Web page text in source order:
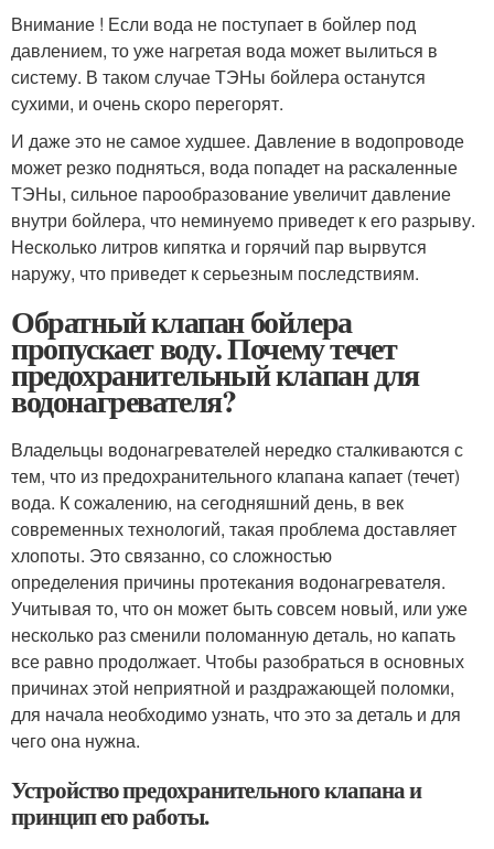
Внимание ! Если вода не поступает в бойлер под
давлением, то уже нагретая вода может вылиться в
систему. В таком случае ТЭНы бойлера останутся
сухими, и очень скоро перегорят.
И даже это не самое худшее. Давление в водопроводе
может резко подняться, вода попадет на раскаленные
ТЭНы, сильное парообразование увеличит давление
внутри бойлера, что неминуемо приведет к его разрыву.
Несколько литров кипятка и горячий пар вырвутся
наружу, что приведет к серьезным последствиям.
Обратный клапан бойлера
пропускает воду. Почему течет
предохранительный клапан для
водонагревателя?
Владельцы водонагревателей нередко сталкиваются с
тем, что из предохранительного клапана капает (течет)
вода. К сожалению, на сегодняшний день, в век
современных технологий, такая проблема доставляет
хлопоты. Это связанно, со сложностью
определения причины протекания водонагревателя.
Учитывая то, что он может быть совсем новый, или уже
несколько раз сменили поломанную деталь, но капать
все равно продолжает. Чтобы разобраться в основных
причинах этой неприятной и раздражающей поломки,
для начала необходимо узнать, что это за деталь и для
чего она нужна.
Устройство предохранительного клапана и
принцип его работы.